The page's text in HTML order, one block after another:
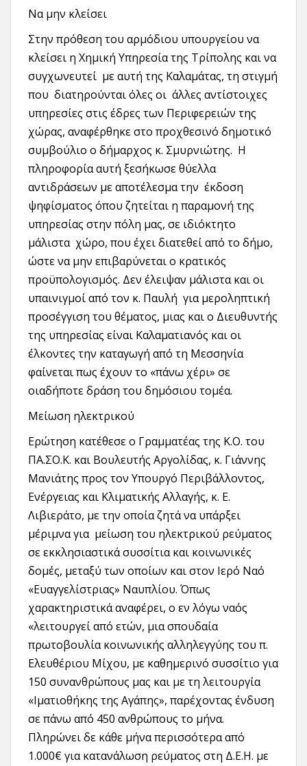
Να μην κλείσει
Στην πρόθεση του αρμόδιου υπουργείου να
κλείσει η Χημική Υπηρεσία της Τρίπολης και να
συγχωνευτεί με αυτή της Καλαμάτας, τη στιγμή
που διατηρούνται όλες οι άλλες αντίστοιχες
υπηρεσίες στις έδρες των Περιφερειών της
χώρας, αναφέρθηκε στο προχθεσινό δημοτικό
συμβούλιο ο δήμαρχος κ. Σμυρνιώτης. Η
πληροφορία αυτή ξεσήκωσε θύελλα
αντιδράσεων με αποτέλεσμα την έκδοση
ψηφίσματος όπου ζητείται η παραμονή της
υπηρεσίας στην πόλη μας, σε ιδιόκτητο
μάλιστα χώρο, που έχει διατεθεί από το δήμο,
ώστε να μην επιβαρύνεται ο κρατικός
προϋπολογισμός. Δεν έλειψαν μάλιστα και οι
υπαινιγμοί από τον κ. Παυλή για μεροληπτική
προσέγγιση του θέματος, μιας και ο Διευθυντής
της υπηρεσίας είναι Καλαματιανός και οι
έλκοντες την καταγωγή από τη Μεσσηνία
φαίνεται πως έχουν το «πάνω χέρι» σε
οιαδήποτε δράση του δημόσιου τομέα.
Μείωση ηλεκτρικού
Ερώτηση κατέθεσε ο Γραμματέας της Κ.Ο. του
ΠΑ.ΣΟ.Κ. και Βουλευτής Αργολίδας, κ. Γιάννης
Μανιάτης προς τον Υπουργό Περιβάλλοντος,
Ενέργειας και Κλιματικής Αλλαγής, κ. Ε.
Λιβιεράτο, με την οποία ζητά να υπάρξει
μέριμνα για μείωση του ηλεκτρικού ρεύματος
σε εκκλησιαστικά συσσίτια και κοινωνικές
δομές, μεταξύ των οποίων και στον Ιερό Ναό
«Ευαγγελίστριας» Ναυπλίου. Όπως
χαρακτηριστικά αναφέρει, ο εν λόγω ναός
«λειτουργεί από ετών, μια σπουδαία
πρωτοβουλία κοινωνικής αλληλεγγύης του π.
Ελευθέριου Μίχου, με καθημερινό συσσίτιο για
150 συνανθρώπους μας και με τη λειτουργία
«Ιματιοθήκης της Αγάπης», παρέχοντας ένδυση
σε πάνω από 450 ανθρώπους το μήνα.
Πληρώνει δε κάθε μήνα περισσότερα από
1.000€ για κατανάλωση ρεύματος στη Δ.Ε.Η. με